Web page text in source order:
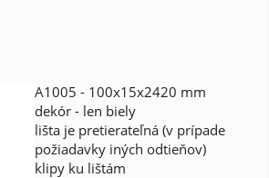
A1005 - 100x15x2420 mm
dekór - len biely
lišta je pretierateľná (v prípade
požiadavky iných odtieňov)
klipy ku lištám